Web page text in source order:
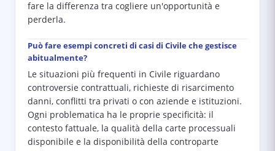
fare la differenza tra cogliere un'opportunità e
perderla.
Può fare esempi concreti di casi di Civile che gestisce
abitualmente?
Le situazioni più frequenti in Civile riguardano
controversie contrattuali, richieste di risarcimento
danni, conflitti tra privati o con aziende e istituzioni.
Ogni problematica ha le proprie specificità: il
contesto fattuale, la qualità della carte processuali
disponibile e la disponibilità della controparte